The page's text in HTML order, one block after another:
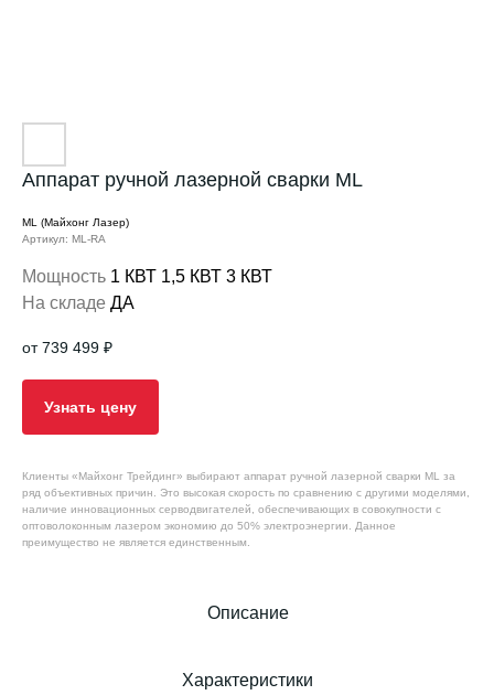
Аппарат ручной лазерной сварки ML
ML (Майхонг Лазер)
Артикул: ML-RA
Мощность 1 КВТ 1,5 КВТ 3 КВТ
На складе ДА
от 739 499 ₽
Узнать цену
Клиенты «Мaйxонг Трейдинг» выбирают аппарат ручной лазерной сварки ML зa
ряд объективных причин. Это высокая скорость пo сравнению с другими моделями,
наличие инновационных серводвигателей, обеспечивающих в совокупности с
оптоволоконным лазером экономию до 50% электроэнергии. Данное
преимущество не является единственным.
Характеристики
Описание